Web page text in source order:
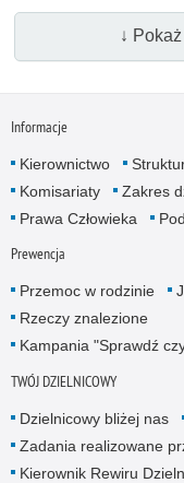
↓
Informacje
Kierownictwo
Komisariaty
Zakres
Prawa Człowieka
Prewencja
Przemoc w rodzinie
Rzeczy znalezione
Kampania "Sprawdź
TWÓJ DZIELNICOWY
Dzielnicowy bliżej nas
Zadania realizowane
Kierownik Rewiru